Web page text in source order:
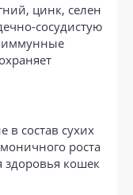
цинк, селен
сосудистую
иммунные
состав сухих
роста
здоровья кошек